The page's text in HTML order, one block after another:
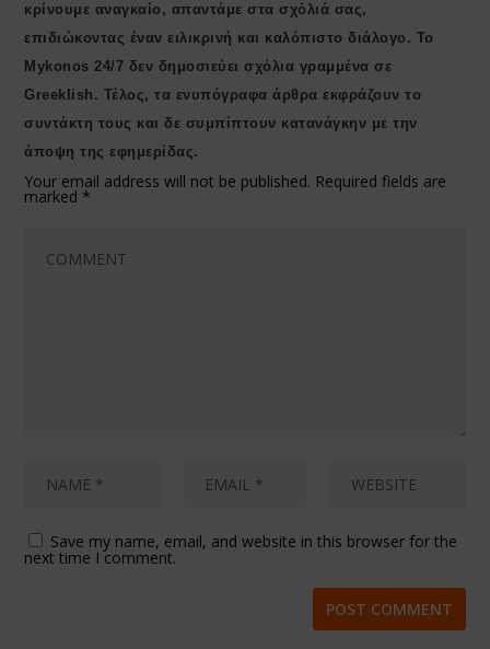
κρίνουμε αναγκαίο, απαντάμε στα σχόλιά σας,
επιδιώκοντας έναν ειλικρινή και καλόπιστο διάλογο. Το
Μykonos 24/7 δεν δημοσιεύει σχόλια γραμμένα σε
Greeklish. Τέλος, τα ενυπόγραφα άρθρα εκφράζουν το
συντάκτη τους και δε συμπίπτουν κατανάγκην με την
άποψη της εφημερίδας.
Your email address will not be published. Required fields are
marked *
Save my name, email, and website in this browser for the
next time I comment.